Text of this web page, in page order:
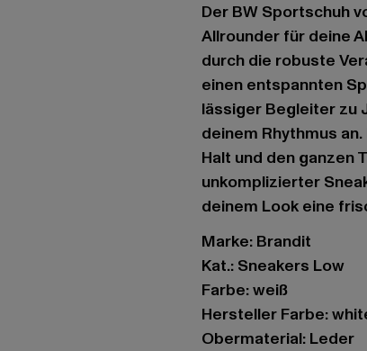
Der BW Sportschuh
Allrounder für deine
durch die robuste
einen entspannten
lässiger Begleiter zu
deinem Rhythmus
Halt und den ganzen
unkomplizierter
deinem Look eine
Marke: Brandit
Kat.: Sneakers Low
Farbe: weiß
Hersteller Farbe:
Obermaterial: Leder